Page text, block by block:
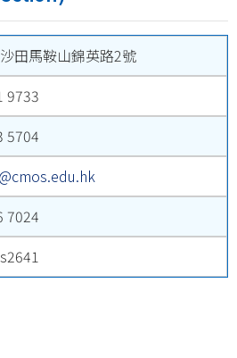
田馬鞍山錦英路2號
9733
5704
7024